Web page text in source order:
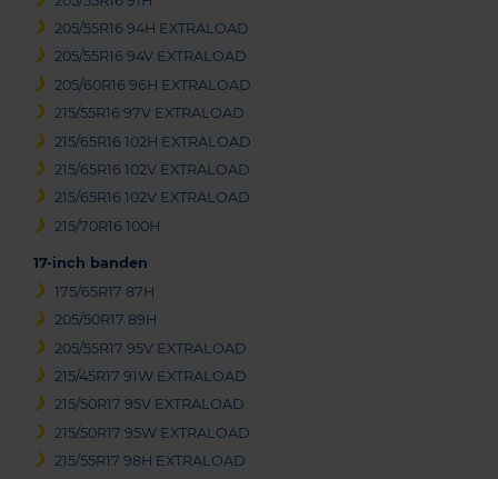
205/55R16 94H EXTRALOAD
205/55R16 94V EXTRALOAD
205/60R16 96H EXTRALOAD
215/55R16 97V EXTRALOAD
215/65R16 102H EXTRALOAD
215/65R16 102V EXTRALOAD
215/65R16 102V EXTRALOAD
215/70R16 100H
17-inch banden
175/65R17 87H
205/50R17 89H
205/55R17 95V EXTRALOAD
215/45R17 91W EXTRALOAD
215/50R17 95V EXTRALOAD
215/50R17 95W EXTRALOAD
215/55R17 98H EXTRALOAD